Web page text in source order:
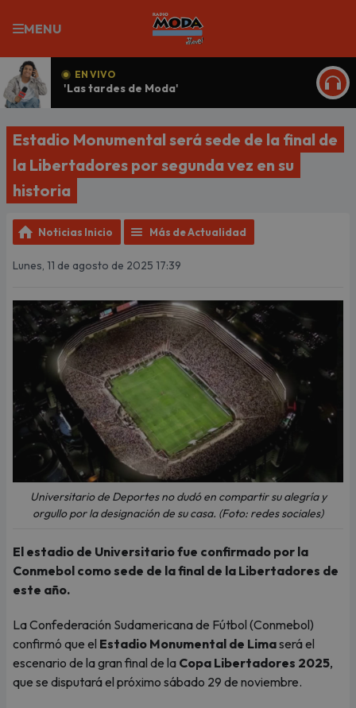
MENU
EN VIVO
'Las tardes de Moda'
Estadio Monumental será sede de la final de
la Libertadores por segunda vez en su
historia
Noticias Inicio Más de Actualidad
Lunes, 11 de agosto de 2025 17:39
Universitario de Deportes no dudó en compartir su alegría y
orgullo por la designación de su casa. (Foto: redes sociales)
El estadio de Universitario fue confirmado por la
Conmebol como sede de la final de la Libertadores de
este año.
La Confederación Sudamericana de Fútbol (Conmebol)
confirmó que el Estadio Monumental de Limaserá el
escenario de la gran final de la Copa Libertadores 2025,
que se disputará el próximo sábado 29 de noviembre.